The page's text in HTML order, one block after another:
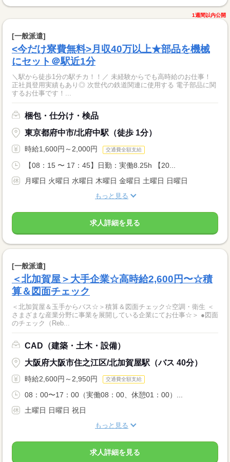
1週間以内公開
[一般派遣]
<今だけ寮費無料>月収40万以上★部品を機械
にセット＠駅近1分
＼駅から徒歩1分の駅チカ！！／ 未経験からでも高時給のお仕事！
正社員登用実績もあり◎ 次世代の鉄道関連に使用する 電子部品に関
するお仕事です！...
梱包・仕分け・検品
東京都府中市/北府中駅（徒歩 1分）
時給1,600円～2,000円 交通費全額支給
【08：15 〜 17：45】日勤：実働8.25h 【20...
月曜日 火曜日 水曜日 木曜日 金曜日 土曜日 日曜日
もっと見る
求人詳細を見る
[一般派遣]
＜北加賀屋＞大手企業☆高時給2,600円〜☆積
算＆図面チェック
＜北加賀屋＆玉手からバス☆＞積算＆図面チェック☆空調・衛生 ＜
さまざまな産業分野に事業を展開している企業にてお仕事☆＞ ●図面
のチェック（Reb...
CAD（建築・土木・設備）
大阪府大阪市住之江区/北加賀屋駅（バス 40分）
時給2,600円～2,950円 交通費全額支給
08：00〜17：00（実働08：00、休憩01：00）...
土曜日 日曜日 祝日
もっと見る
求人詳細を見る